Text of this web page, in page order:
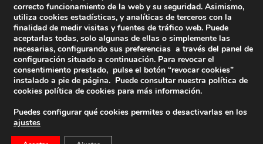
correcto funcionamiento de la web y su seguridad. Asimismo,
utiliza cookies estadísticas, y analíticas de terceros con la
finalidad de medir visitas y fuentes de tráfico web. Puede
aceptarlas todas, solo algunas de ellas o simplemente las
necesarias, configurando sus preferencias a través del panel de
configuración situado a continuación. Para revocar el
consentimiento prestado, pulse el botón “revocar cookies”
instalado a pie de página. Puede consultar nuestra política de
cookies política de cookies para más información.
Puedes configurar qué cookies permites o desactivarlas en los
ajustes